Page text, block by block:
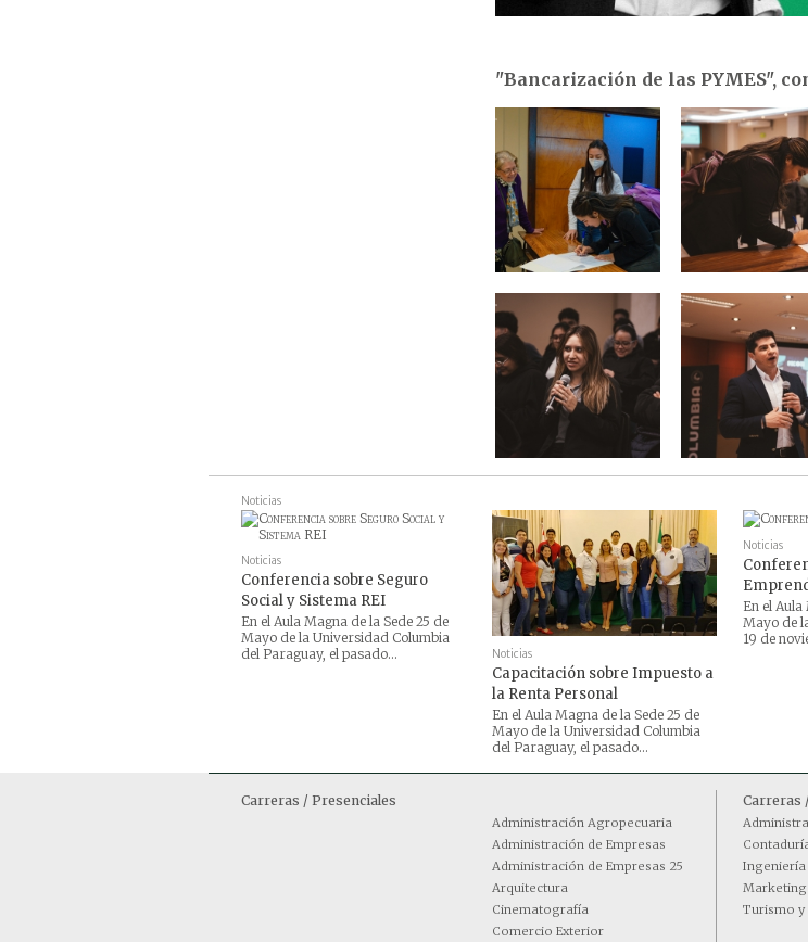
"Bancarización de las PYMES",
Noticias
Noticias
Conferencia sobre Seguro
Social y Sistema REI
En el Aula Magna de la Sede 25 de
Mayo de la Universidad Columbia
del Paraguay, el pasado...
Noticias
Capacitación sobre Impuesto a
la Renta Personal
En el Aula Magna de la Sede 25 de
Mayo de la Universidad Columbia
del Paraguay, el pasado...
Noticias
En el Aula
Mayo de
19 de
Carreras / Presenciales
Administración Agropecuaria
Administración de Empresas
Administración de Empresas 25
Arquitectura
Cinematografía
Comercio Exterior
Carreras
Marketing
Turismo y